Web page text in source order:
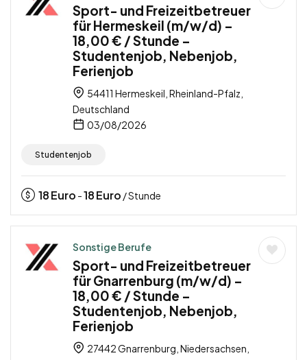
Sport- und Freizeitbetreuer
für Hermeskeil (m/w/d) –
18,00 € / Stunde –
Studentenjob, Nebenjob,
Ferienjob
54411 Hermeskeil, Rheinland-Pfalz,
Deutschland
03/08/2026
Studentenjob
18Euro -18Euro / Stunde
Sonstige Berufe
Sport- und Freizeitbetreuer
für Gnarrenburg (m/w/d) –
18,00 € / Stunde –
Studentenjob, Nebenjob,
Ferienjob
27442 Gnarrenburg, Niedersachsen,